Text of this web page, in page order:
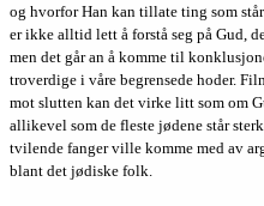
og hvorfor Han kan tillate ting som
er ikke alltid lett å forstå seg på Gud,
men det går an å komme til
troverdige i våre begrensede hoder.
mot slutten kan det virke litt som om
allikevel som de fleste jødene står
tvilende fanger ville komme med av
blant det jødiske folk.